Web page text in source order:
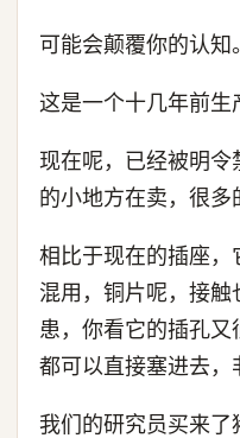
可能会颠覆你的认知。
这是一个十几年前生
现在呢，已经被明令
的小地方在卖，很多
相比于现在的插座，
混用，铜片呢，接
患，你看它的插孔又
都可以直接塞进去，
我们的研究员买来了